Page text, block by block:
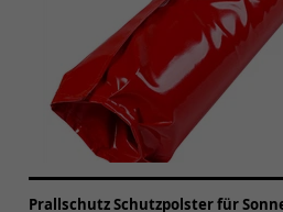
Prallschutz Schutzpolster für